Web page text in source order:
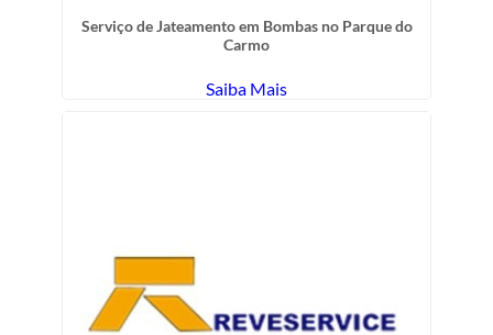
Serviço de Jateamento em Bombas no Parque do
Carmo
Saiba Mais